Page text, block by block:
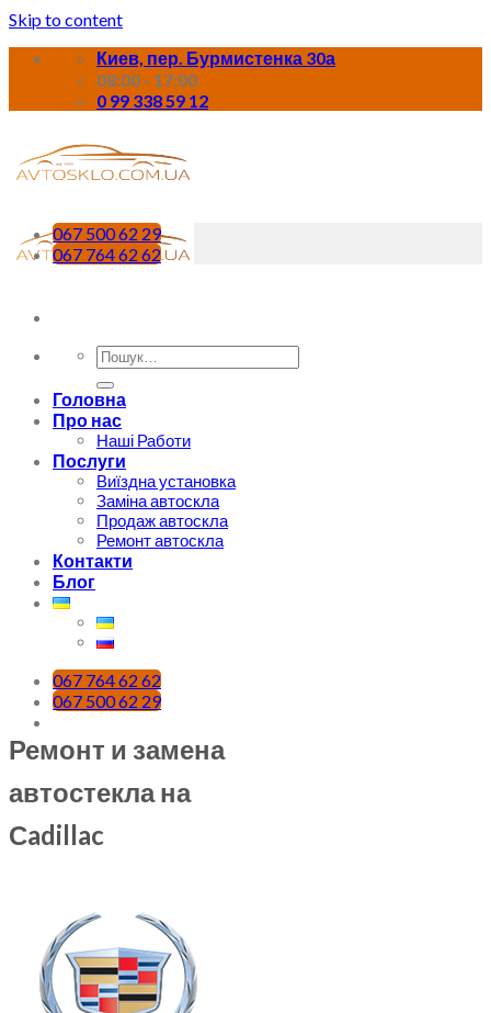
Skip to content
Киев, пер. Бурмистенка 30а
08:00 - 17:00
0 99 338 59 12
Головна
Про нас
Наші Работи
Послуги
Виїздна установка
Заміна автоскла
Продаж автоскла
Ремонт автоскла
Контакти
Блог
067 764 62 62
067 500 62 29
067 500 62 29
067 764 62 62
Ремонт и замена
автостекла на
Сadillac